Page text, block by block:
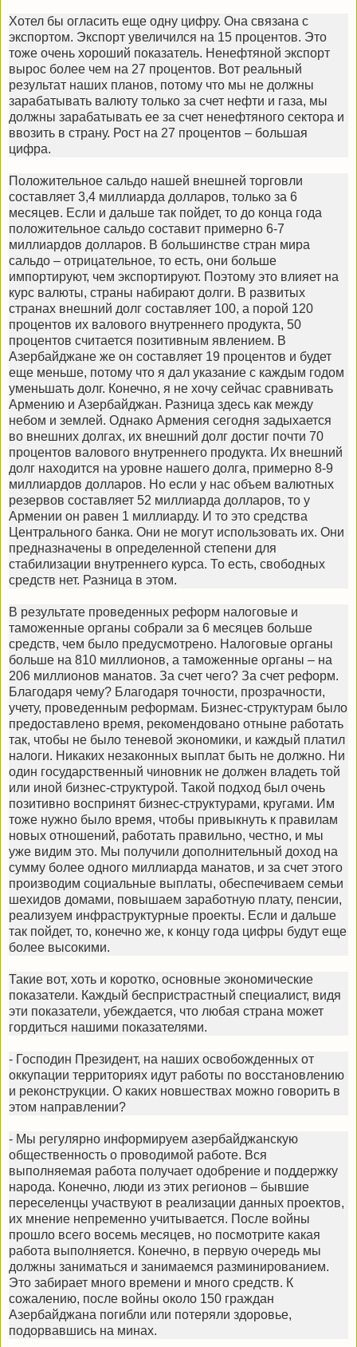
Хотел бы огласить еще одну цифру. Она связана с
экспортом. Экспорт увеличился на 15 процентов. Это
тоже очень хороший показатель. Ненефтяной экспорт
вырос более чем на 27 процентов. Вот реальный
результат наших планов, потому что мы не должны
зарабатывать валюту только за счет нефти и газа, мы
должны зарабатывать ее за счет ненефтяного сектора и
ввозить в страну. Рост на 27 процентов – большая
цифра.
Положительное сальдо нашей внешней торговли
составляет 3,4 миллиарда долларов, только за 6
месяцев. Если и дальше так пойдет, то до конца года
положительное сальдо составит примерно 6-7
миллиардов долларов. В большинстве стран мира
сальдо – отрицательное, то есть, они больше
импортируют, чем экспортируют. Поэтому это влияет на
курс валюты, страны набирают долги. В развитых
странах внешний долг составляет 100, а порой 120
процентов их валового внутреннего продукта, 50
процентов считается позитивным явлением. В
Азербайджане же он составляет 19 процентов и будет
еще меньше, потому что я дал указание с каждым годом
уменьшать долг. Конечно, я не хочу сейчас сравнивать
Армению и Азербайджан. Разница здесь как между
небом и землей. Однако Армения сегодня задыхается
во внешних долгах, их внешний долг достиг почти 70
процентов валового внутреннего продукта. Их внешний
долг находится на уровне нашего долга, примерно 8-9
миллиардов долларов. Но если у нас объем валютных
резервов составляет 52 миллиарда долларов, то у
Армении он равен 1 миллиарду. И то это средства
Центрального банка. Они не могут использовать их. Они
предназначены в определенной степени для
стабилизации внутреннего курса. То есть, свободных
средств нет. Разница в этом.
В результате проведенных реформ налоговые и
таможенные органы собрали за 6 месяцев больше
средств, чем было предусмотрено. Налоговые органы
больше на 810 миллионов, а таможенные органы – на
206 миллионов манатов. За счет чего? За счет реформ.
Благодаря чему? Благодаря точности, прозрачности,
учету, проведенным реформам. Бизнес-структурам было
предоставлено время, рекомендовано отныне работать
так, чтобы не было теневой экономики, и каждый платил
налоги. Никаких незаконных выплат быть не должно. Ни
один государственный чиновник не должен владеть той
или иной бизнес-структурой. Такой подход был очень
позитивно воспринят бизнес-структурами, кругами. Им
тоже нужно было время, чтобы привыкнуть к правилам
новых отношений, работать правильно, честно, и мы
уже видим это. Мы получили дополнительный доход на
сумму более одного миллиарда манатов, и за счет этого
производим социальные выплаты, обеспечиваем семьи
шехидов домами, повышаем заработную плату, пенсии,
реализуем инфраструктурные проекты. Если и дальше
так пойдет, то, конечно же, к концу года цифры будут еще
более высокими.
Такие вот, хоть и коротко, основные экономические
показатели. Каждый беспристрастный специалист, видя
эти показатели, убеждается, что любая страна может
гордиться нашими показателями.
- Господин Президент, на наших освобожденных от
оккупации территориях идут работы по восстановлению
и реконструкции. О каких новшествах можно говорить в
этом направлении?
- Мы регулярно информируем азербайджанскую
общественность о проводимой работе. Вся
выполняемая работа получает одобрение и поддержку
народа. Конечно, люди из этих регионов – бывшие
переселенцы участвуют в реализации данных проектов,
их мнение непременно учитывается. После войны
прошло всего восемь месяцев, но посмотрите какая
работа выполняется. Конечно, в первую очередь мы
должны заниматься и занимаемся разминированием.
Это забирает много времени и много средств. К
сожалению, после войны около 150 граждан
Азербайджана погибли или потеряли здоровье,
подорвавшись на минах.